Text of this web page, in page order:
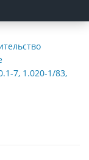
7, 1.020-1/83,